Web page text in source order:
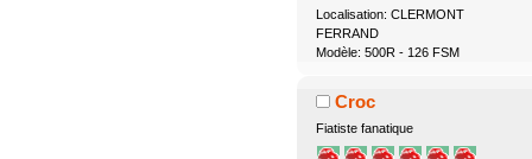
Localisation: CLERMONT
FERRAND
Modèle: 500R - 126 FSM
Croc
Fiatiste fanatique